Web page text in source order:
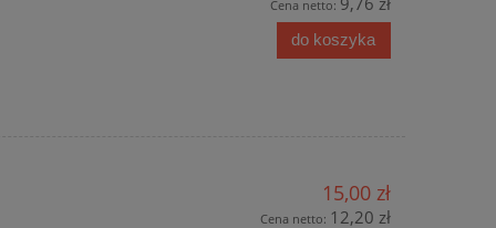
Cena netto:
do koszyka
15,00 zł
Cena netto: 12,20 zł